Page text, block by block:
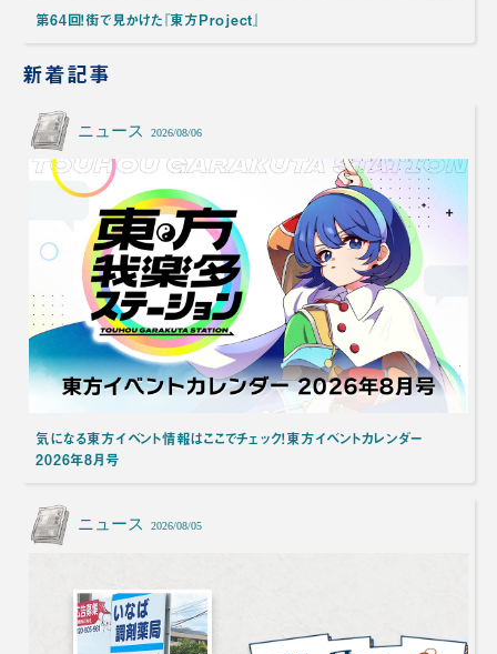
第64回！街で見かけた『東方Project』
新着記事
ニュース 2026/08/06
気になる東方イベント情報はここでチェック！東方イベントカレンダー
2026年8月号
ニュース 2026/08/05